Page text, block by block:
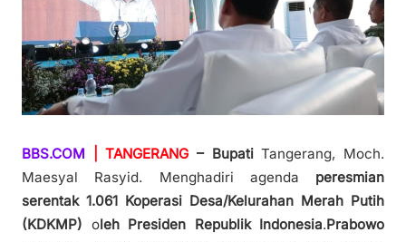
BBS.COM | TANGERANG – BupatiTangerang, Moch.
Maesyal Rasyid. Menghadiri agenda peresmian
serentak 1.061 Koperasi Desa/Kelurahan Merah Putih
(KDKMP) oleh Presiden Republik Indonesia.Prabowo